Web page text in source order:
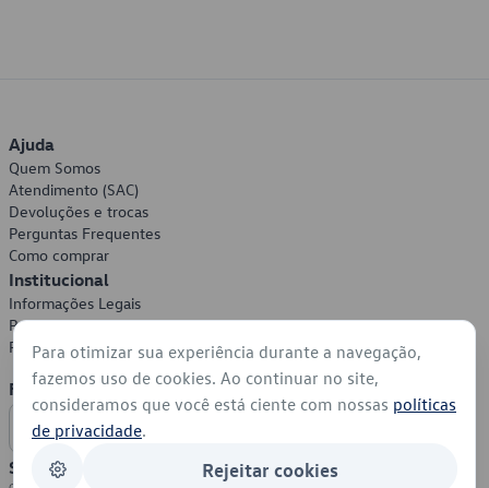
Ajuda
Quem Somos
Atendimento (SAC)
Devoluções e trocas
Perguntas Frequentes
Como comprar
Institucional
Informações Legais
Política de Privacidade
Política de Cookies
Formas de Pagamento
Segurança
Para otimizar sua experiência durante a navegação,
fazemos uso de cookies. Ao continuar no site,
consideramos que você está ciente com nossas políticas
de privacidade.
Rejeitar cookies